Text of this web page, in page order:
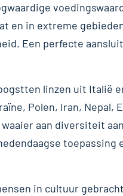
en in extreme
Een perfecte
linzen uit Italië
Polen, Iran, Nepal,
aan diversiteit
toepassing
in cultuur